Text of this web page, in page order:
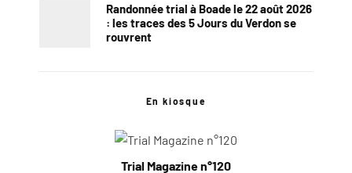
Randonnée trial à Boade le 22 août 2026
: les traces des 5 Jours du Verdon se
rouvrent
En kiosque
Trial Magazine n°120